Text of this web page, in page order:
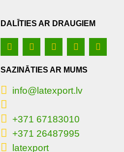
DALĪTIES AR DRAUGIEM
SAZINĀTIES AR MUMS
info@latexport.lv
+371 67183010
+371 26487995
latexport